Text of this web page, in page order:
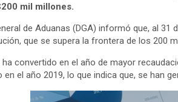
mil millones.
de Aduanas (DGA) informó que, al
que se supera la frontera de los 200
convertido en el año de mayor
el año 2019, lo que indica que, se han